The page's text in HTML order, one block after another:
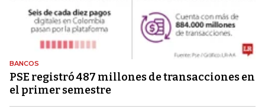
BANCOS
PSE registró 487 millones de transacciones en
el primer semestre